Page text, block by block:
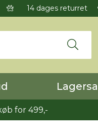
14 dages returret
for 499,-